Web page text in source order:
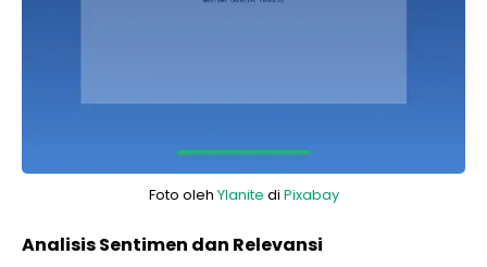
Foto oleh Ylanite di Pixabay
Analisis Sentimen dan Relevansi